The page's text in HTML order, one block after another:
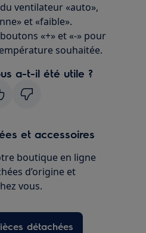
ventilateur «auto»,
et «faible».
«+» et «-» pour
souhaitée.
a-t-il été utile ?
et accessoires
boutique en ligne
d’origine et
vous.
détachées